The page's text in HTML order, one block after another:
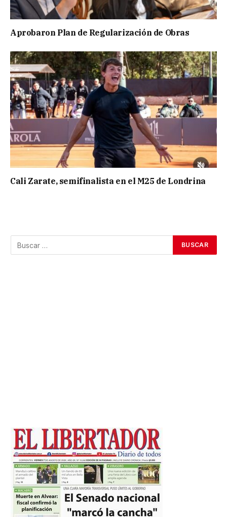
Aprobaron Plan de Regularización de Obras
Cali Zarate, semifinalista en el M25 de Londrina